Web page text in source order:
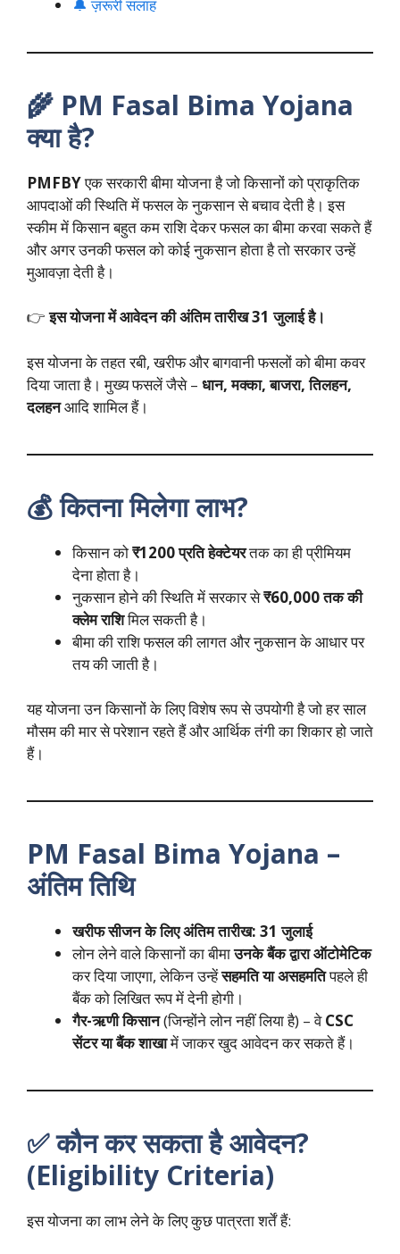
🔔 ज़रूरी सलाह
🌾 PM Fasal Bima Yojana
क्या है?
PMFBYएक सरकारी बीमा योजना है जो किसानों को प्राकृतिक
आपदाओं की स्थिति में फसल के नुकसान से बचाव देती है। इस
स्कीम में किसान बहुत कम राशि देकर फसल का बीमा करवा सकते हैं
और अगर उनकी फसल को कोई नुकसान होता है तो सरकार उन्हें
मुआवज़ा देती है।
👉इस योजना में आवेदन की अंतिम तारीख31जुलाईहै।
इस योजना के तहत रबी, खरीफ और बागवानी फसलों को बीमा कवर
दिया जाता है। मुख्य फसलें जैसे – धान,मक्का,बाजरा,तिलहन,
दलहनआदि शामिल हैं।
💰 कितना मिलेगा लाभ?
किसान को₹1200प्रति हेक्टेयरतक का ही प्रीमियम
देना होता है।
नुकसान होने की स्थिति में सरकार से₹60,000तक की
क्लेम राशिमिल सकती है।
बीमा की राशि फसल की लागत और नुकसान के आधार पर
तय की जाती है।
यह योजना उन किसानों के लिए विशेष रूप से उपयोगी है जो हर साल
मौसम की मार से परेशान रहते हैं और आर्थिक तंगी का शिकार हो जाते
हैं।
PM Fasal Bima Yojana –
अंतिम तिथि
खरीफ सीजन के लिए अंतिम तारीख: 31जुलाई
लोन लेने वाले किसानों का बीमाउनके बैंक द्वारा ऑटोमेटिक
कर दिया जाएगा, लेकिन उन्हेंसहमति या असहमतिपहले ही
बैंक को लिखित रूप में देनी होगी।
गैर-ऋणी किसान(जिन्होंने लोन नहीं लिया है) – वेCSC
सेंटर या बैंक शाखामें जाकर खुद आवेदन कर सकते हैं।
✅ कौन कर सकता है आवेदन?
(Eligibility Criteria)
इस योजना का लाभ लेने के लिए कुछ पात्रता शर्तें हैं: